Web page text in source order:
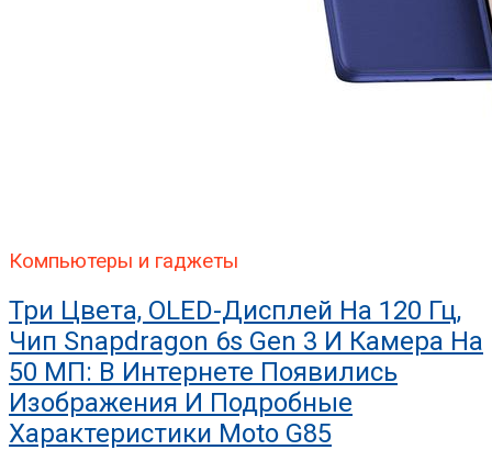
Компьютеры и гаджеты
Три Цвета, OLED-Дисплей На 120 Гц,
Чип Snapdragon 6s Gen 3 И Камера На
50 МП: В Интернете Появились
Изображения И Подробные
Характеристики Moto G85